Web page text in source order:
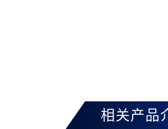
相关产品